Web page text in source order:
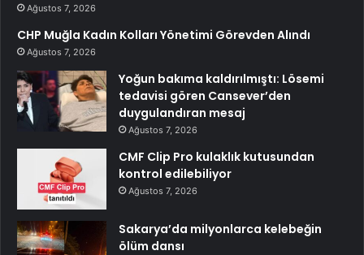
Ağustos 7, 2026
CHP Muğla Kadın Kolları Yönetimi Görevden Alındı
Ağustos 7, 2026
Yoğun bakıma kaldırılmıştı: Lösemi
tedavisi gören Cansever’den
duygulandıran mesaj
Ağustos 7, 2026
CMF Clip Pro kulaklık kutusundan
kontrol edilebiliyor
Ağustos 7, 2026
Sakarya’da milyonlarca kelebeğin
ölüm dansı